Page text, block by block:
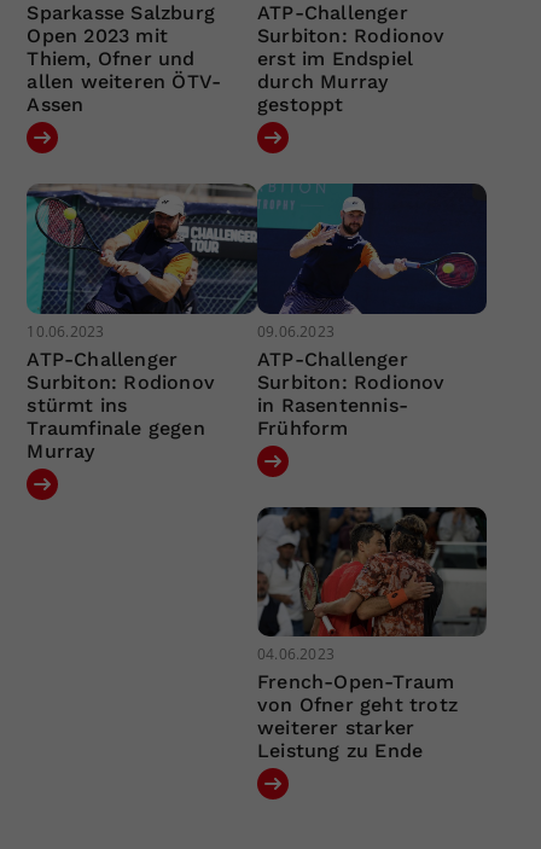
Sparkasse Salzburg
Open 2023 mit
Thiem, Ofner und
allen weiteren ÖTV-
Assen
ATP-Challenger
Surbiton: Rodionov
erst im Endspiel
durch Murray
gestoppt
10.06.2023
ATP-Challenger
Surbiton: Rodionov
stürmt ins
Traumfinale gegen
Murray
09.06.2023
ATP-Challenger
Surbiton: Rodionov
in Rasentennis-
Frühform
04.06.2023
French-Open-Traum
von Ofner geht trotz
weiterer starker
Leistung zu Ende